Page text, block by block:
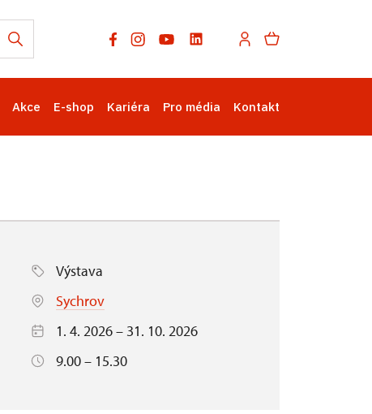
Akce E-shop Kariéra Pro média Kontakt
Výstava
Sychrov
1. 4. 2026 – 31. 10. 2026
9.00 – 15.30